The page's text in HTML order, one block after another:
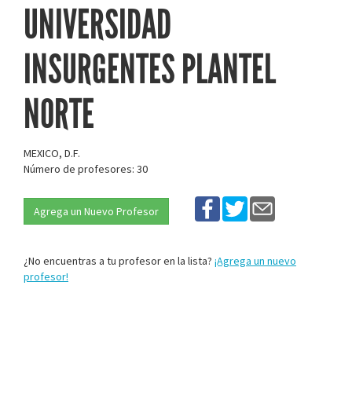
UNIVERSIDAD
INSURGENTES PLANTEL
NORTE
MEXICO, D.F.
Número de profesores: 30
Agrega un Nuevo Profesor
¿No encuentras a tu profesor en la lista? ¡Agrega un nuevo
profesor!